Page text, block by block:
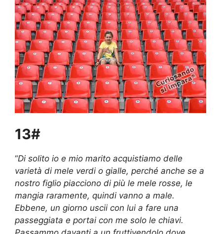
13#
“Di solito io e mio marito acquistiamo delle
varietà di mele verdi o gialle, perché anche se a
nostro figlio piacciono di più le mele rosse, le
mangia raramente, quindi vanno a male.
Ebbene, un giorno uscii con lui a fare una
passeggiata e portai con me solo le chiavi.